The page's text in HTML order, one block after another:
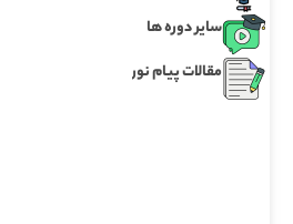
سایر دوره ها
مقالات پیام نور